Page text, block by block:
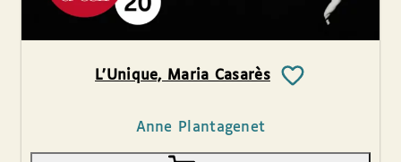
L’Unique, Maria Casarès
Anne Plantagenet